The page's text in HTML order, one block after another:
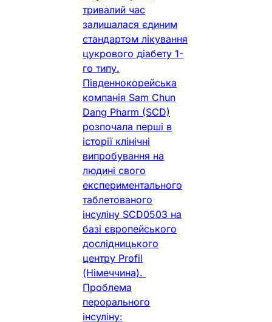
тривалий час
залишалася єдиним
стандартом лікування
цукрового діабету 1-
го типу.
Південнокорейська
компанія Sam Chun
Dang Pharm (SCD)
розпочала перші в
історії клінічні
випробування на
людині свого
експериментального
таблетованого
інсуліну SCD0503 на
базі європейського
дослідницького
центру Profil
(Німеччина).
Проблема
перорального
інсуліну: